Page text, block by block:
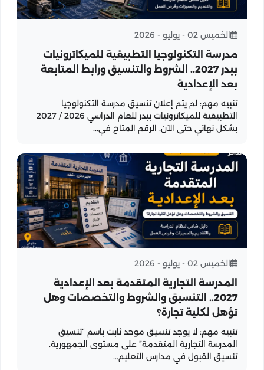
الخميس 02 - يوليو - 2026
مدرسة التكنولوجيا التطبيقية للميكاترونيات
ببدر 2027.. الشروط والتنسيق ورابط المتابعة
بعد الإعدادية
تنبيه مهم: لم يتم إعلان تنسيق مدرسة التكنولوجيا
التطبيقية للميكاترونيات ببدر للعام الدراسي 2026 / 2027
بشكل نهائي حتى الآن. الرقم المتاح في...
الخميس 02 - يوليو - 2026
المدرسة التجارية المتقدمة بعد الإعدادية
2027.. التنسيق والشروط والتخصصات وهل
تؤهل لكلية تجارة؟
تنبيه مهم: لا يوجد تنسيق موحد ثابت باسم “تنسيق
المدرسة التجارية المتقدمة” على مستوى الجمهورية.
تنسيق القبول في مدارس التعليم...